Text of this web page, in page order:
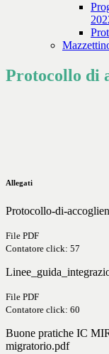
Protocollo di
Allegati
Protocollo-di-
File PDF
Contatore click: 57
File PDF
Contatore click: 60
Buone pratiche IC
migratorio.pdf